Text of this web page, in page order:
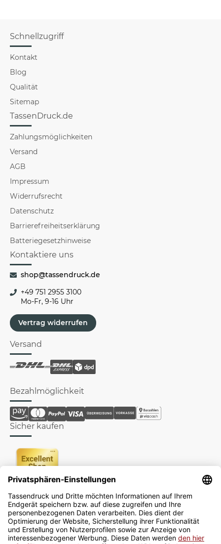
Schnellzugriff
Kontakt
Blog
Qualität
Sitemap
TassenDruck.de
Zahlungsmöglichkeiten
Versand
AGB
Impressum
Widerrufsrecht
Datenschutz
Barrierefreiheitserklärung
Batteriegesetzhinweise
Kontaktiere uns
shop@tassendruck.de
+49 751 2955 3100
Mo-Fr, 9-16 Uhr
Vertrag widerrufen
Versand
Bezahlmöglichkeit
Sicher kaufen